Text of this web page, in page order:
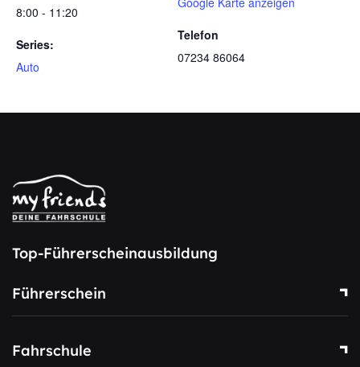
8:00 - 11:20
Series:
Auto
Telefon
07234 86064
Top-Führerscheinausbildung
Führerschein
Fahrschule